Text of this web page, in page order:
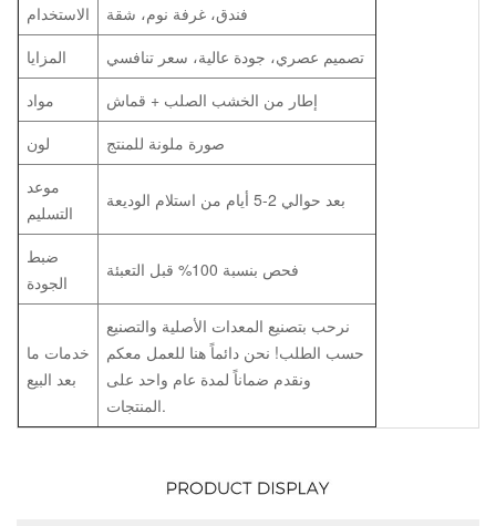
الاستخدام
فندق، غرفة نوم، شقة
المزايا
تصميم عصري، جودة عالية، سعر تنافسي
مواد
إطار من الخشب الصلب + قماش
لون
صورة ملونة للمنتج
موعد
التسليم
بعد حوالي 2-5 أيام من استلام الوديعة
ضبط
الجودة
فحص بنسبة 100% قبل التعبئة
خدمات ما
بعد البيع
نرحب بتصنيع المعدات الأصلية والتصنيع
حسب الطلب! نحن دائماً هنا للعمل معكم
ونقدم ضماناً لمدة عام واحد على
المنتجات.